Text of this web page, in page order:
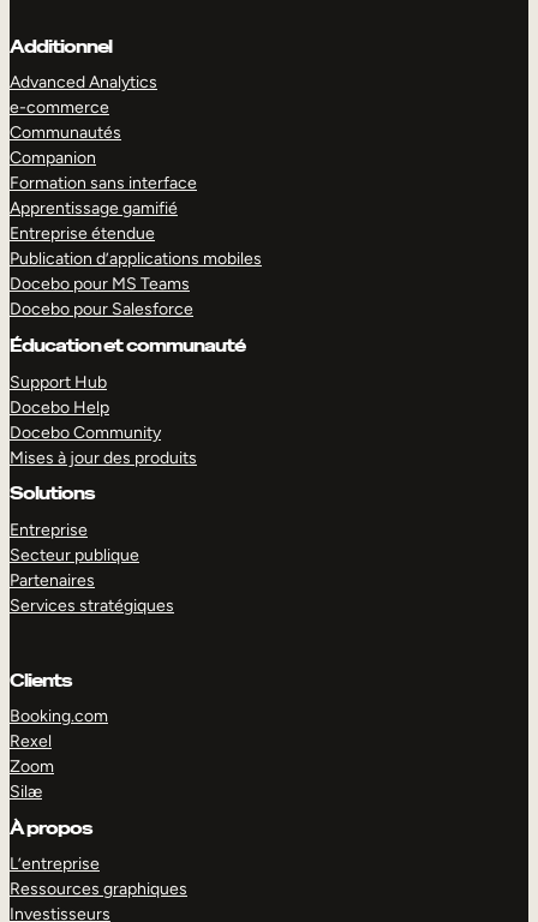
Additionnel
Advanced Analytics
e-commerce
Communautés
Companion
Formation sans interface
Apprentissage gamifié
Entreprise étendue
Publication d’applications mobiles
Docebo pour MS Teams
Docebo pour Salesforce
Éducation et communauté
Support Hub
Docebo Help
Docebo Community
Mises à jour des produits
Solutions
Entreprise
Secteur publique
Partenaires
Services stratégiques
Clients
Booking.com
Rexel
Zoom
Silæ
À propos
L’entreprise
Ressources graphiques
Investisseurs